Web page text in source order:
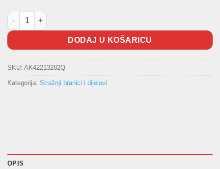
Branik zadnji Golf V TopQuality količina
DODAJ U KOŠARICU
SKU: AK42213282Q
Kategorija: Stražnji branici i dijelovi
OPIS